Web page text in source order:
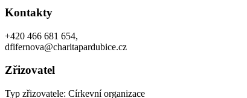
Kontakty
+420 466 681 654,
dfifernova@charitapardubice.cz
Zřizovatel
Typ zřizovatele: Církevní organizace